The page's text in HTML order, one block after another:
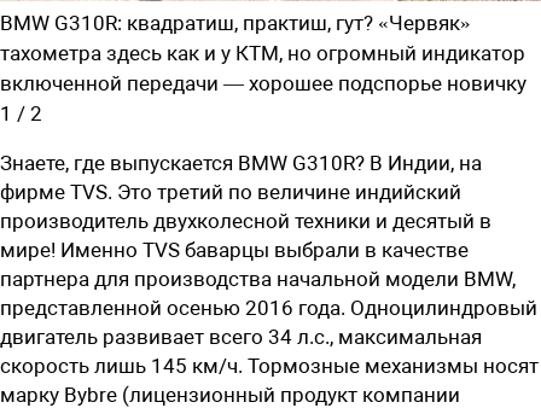
BMW G310R: квадратиш, практиш, гут? «Червяк»
тахометра здесь как и у КТМ, но огромный индикатор
включенной передачи — хорошее подспорье новичку
1 / 2
Знаете, где выпускается BMW G310R? В Индии, на
фирме TVS. Это третий по величине индийский
производитель двухколесной техники и десятый в
мире! Именно TVS баварцы выбрали в качестве
партнера для производства начальной модели BMW,
представленной осенью 2016 года. Одноцилиндровый
двигатель развивает всего 34 л.с., максимальная
скорость лишь 145 км/ч. Тормозные механизмы носят
марку Bybre (лицензионный продукт компании